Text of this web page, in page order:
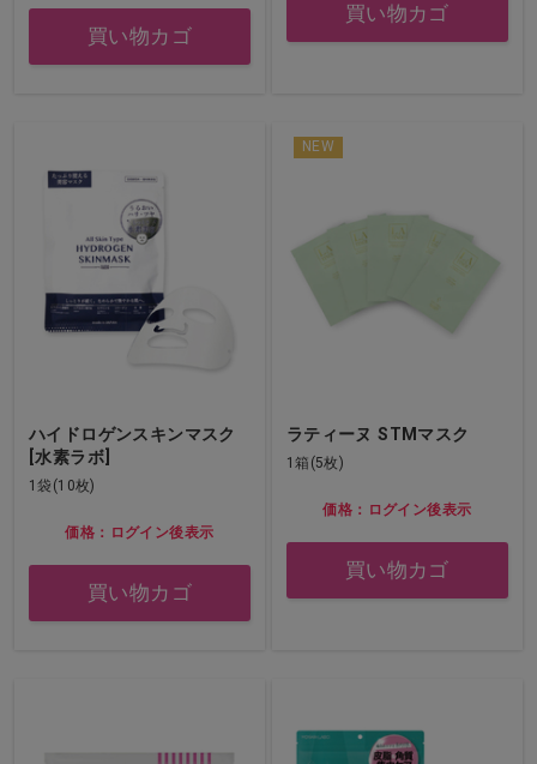
買い物カゴ
買い物カゴ
ハイドロゲンスキンマスク
[水素ラボ]
1袋(10枚)
価格：ログイン後表示
買い物カゴ
NEW
ラティーヌ STMマスク
1箱(5枚)
価格：ログイン後表示
買い物カゴ